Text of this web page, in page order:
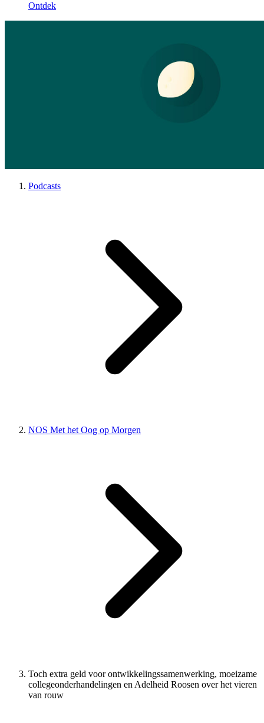
Ontdek
Podcasts
NOS Met het Oog op Morgen
Toch extra geld voor ontwikkelingssamenwerking, moeizame
collegeonderhandelingen en Adelheid Roosen over het vieren
van rouw